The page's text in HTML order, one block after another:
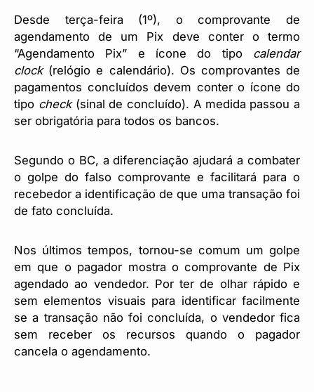
Desde terça-feira (1º), o comprovante de
agendamento de um Pix deve conter o termo
“Agendamento Pix” e ícone do tipo calendar
clock(relógio e calendário). Os comprovantes de
pagamentos concluídos devem conter o ícone do
tipo check(sinal de concluído). A medida passou a
ser obrigatória para todos os bancos.
Segundo o BC, a diferenciação ajudará a combater
o golpe do falso comprovante e facilitará para o
recebedor a identificação de que uma transação foi
de fato concluída.
Nos últimos tempos, tornou-se comum um golpe
em que o pagador mostra o comprovante de Pix
agendado ao vendedor. Por ter de olhar rápido e
sem elementos visuais para identificar facilmente
se a transação não foi concluída, o vendedor fica
sem receber os recursos quando o pagador
cancela o agendamento.